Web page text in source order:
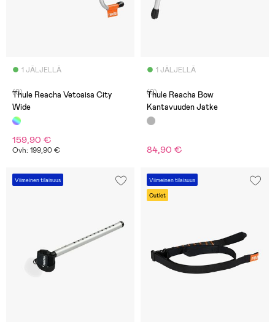
1 JÄLJELLÄ
(0)
Thule Reacha Vetoaisa City
Wide
159,90 €
Ovh: 199,90 €
1 JÄLJELLÄ
(0)
Thule Reacha Bow
Kantavuuden Jatke
84,90 €
Viimeinen tilaisuus Viimeinen tilaisuus
Outlet